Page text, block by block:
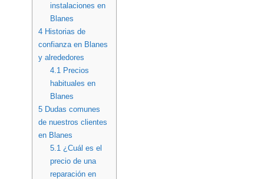
instalaciones en
Blanes
4 Historias de
confianza en Blanes
y alrededores
4.1 Precios
habituales en
Blanes
5 Dudas comunes
de nuestros clientes
en Blanes
5.1 ¿Cuál es el
precio de una
reparación en